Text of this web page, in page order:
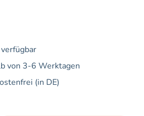
von 3-6 Werktagen
(in DE)